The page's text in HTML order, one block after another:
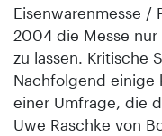
Eisenwarenmesse /
2004 die Messe
zu lassen. Kritische
Nachfolgend einige
einer Umfrage, die
Uwe Raschke von